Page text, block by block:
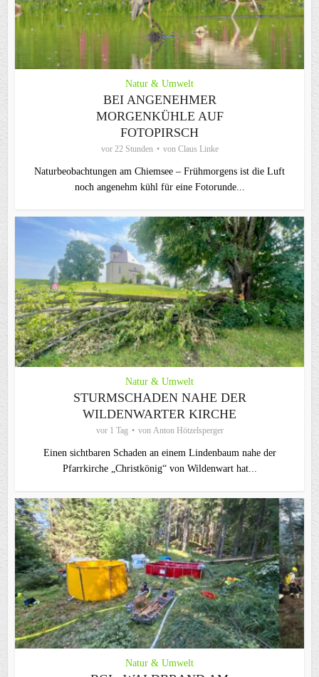
Natur & Umwelt
BEI ANGENEHMER
MORGENKÜHLE AUF
FOTOPIRSCH
vor 22 Stunden von Claus Linke
Naturbeobachtungen am Chiemsee – Frühmorgens ist die Luft
noch angenehm kühl für eine Fotorunde...
Natur & Umwelt
STURMSCHADEN NAHE DER
WILDENWARTER KIRCHE
vor 1 Tag von Anton Hötzelsperger
Einen sichtbaren Schaden an einem Lindenbaum nahe der
Pfarrkirche „Christkönig“ von Wildenwart hat...
Natur & Umwelt